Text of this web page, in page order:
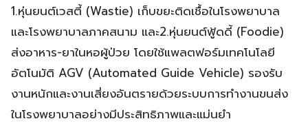
1.หุ่นยนต์เวสตี้ (Wastie) เก็บขยะติดเชื้อในโรงพยาบาล
และโรงพยาบาลภาคสนาม และ2.หุ่นยนต์ฟู้ดดี้ (Foodie)
ส่งอาหาร-ยาในหอผู้ป่วย โดยใช้แพลตฟอร์มเทคโนโลยี
อัตโนมัติ AGV (Automated Guide Vehicle) รองรับ
งานหนักและงานเสี่ยงอันตรายด้วยระบบการทำงานขนส่ง
ในโรงพยาบาลอย่างมีประสิทธิภาพและแม่นยำ